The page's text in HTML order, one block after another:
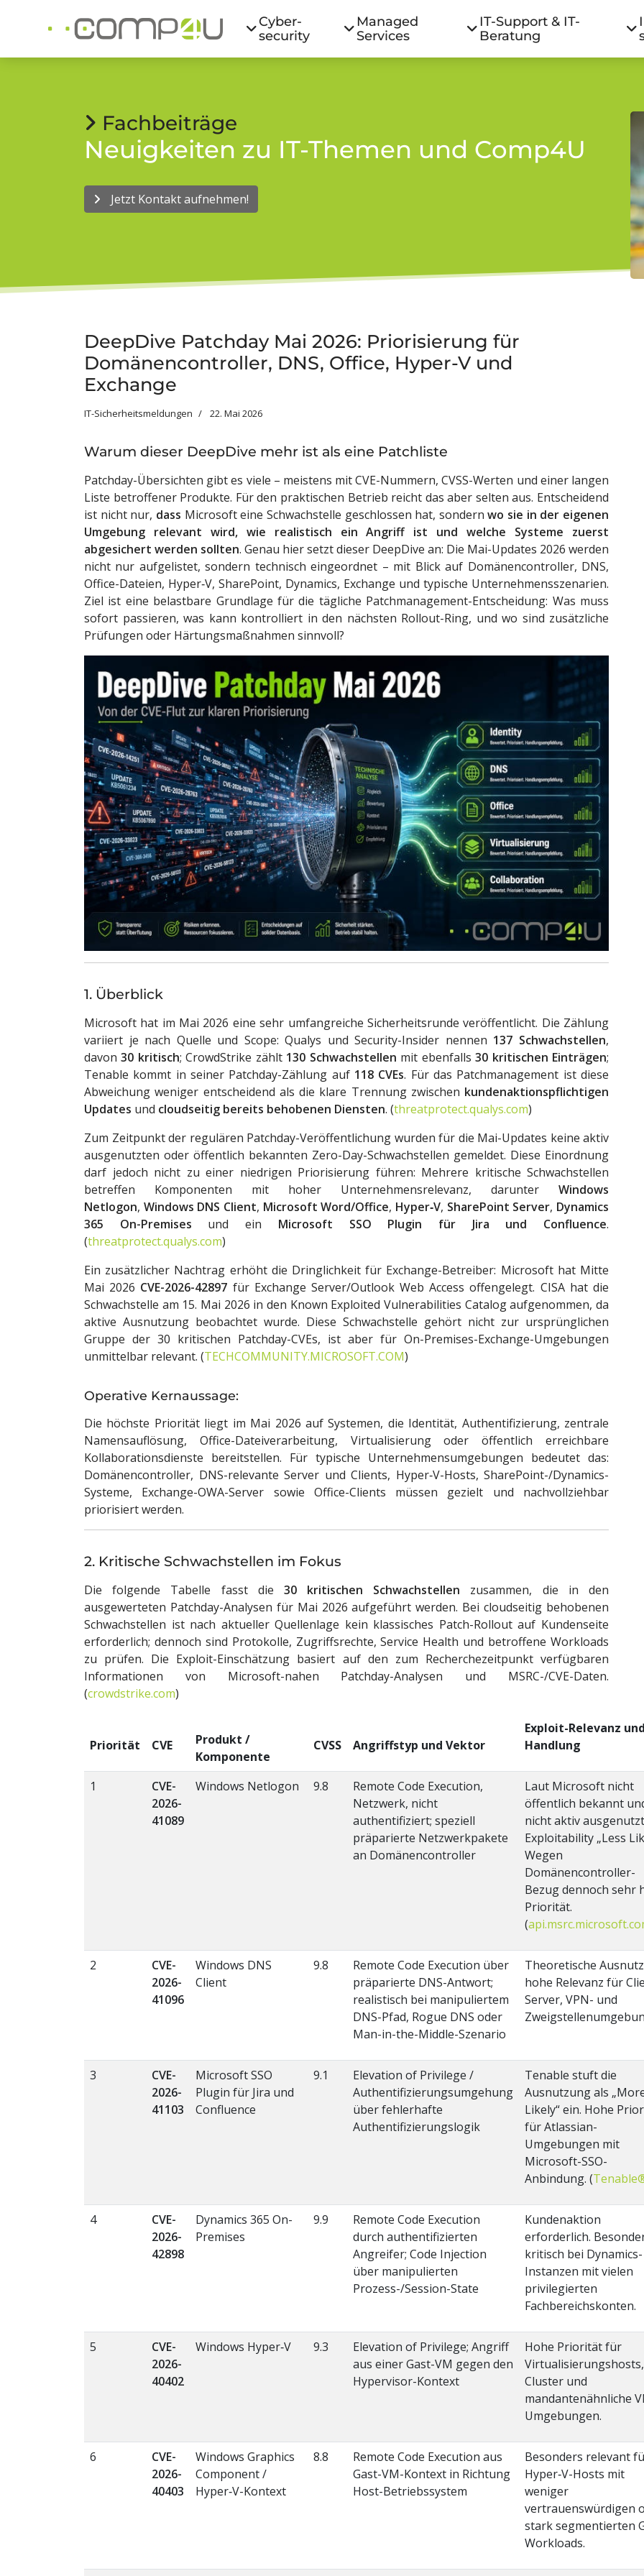
Cyber­
security
Managed
Services
IT-Support & IT-
Beratung
Fachbeiträge
Neuigkeiten zu IT-Themen und Comp4U
Jetzt Kontakt aufnehmen!
DeepDive Patchday Mai 2026: Priorisierung für
Domänencontroller, DNS, Office, Hyper‑V und
Exchange
IT-Sicherheitsmeldungen 22. Mai 2026
Warum dieser DeepDive mehr ist als eine Patchliste
Patchday-Übersichten gibt es viele – meistens mit CVE-Nummern, CVSS-Werten und einer langen
Liste betroffener Produkte. Für den praktischen Betrieb reicht das aber selten aus. Entscheidend
ist nicht nur, dass Microsoft eine Schwachstelle geschlossen hat, sondernwo sie in der eigenen
Umgebung relevant wird, wie realistisch ein Angriff ist und welche Systeme zuerst
abgesichert werden sollten. Genau hier setzt dieser DeepDive an: Die Mai-Updates 2026 werden
nicht nur aufgelistet, sondern technisch eingeordnet – mit Blick auf Domänencontroller, DNS,
Office-Dateien, Hyper‑V, SharePoint, Dynamics, Exchange und typische Unternehmensszenarien.
Ziel ist eine belastbare Grundlage für die tägliche Patchmanagement-Entscheidung: Was muss
sofort passieren, was kann kontrolliert in den nächsten Rollout-Ring, und wo sind zusätzliche
Prüfungen oder Härtungsmaßnahmen sinnvoll?
1. Überblick
Microsoft hat im Mai 2026 eine sehr umfangreiche Sicherheitsrunde veröffentlicht. Die Zählung
variiert je nach Quelle und Scope: Qualys und Security-Insider nennen 137 Schwachstellen,
davon30 kritisch; CrowdStrike zählt 130 Schwachstellen mit ebenfalls30 kritischen Einträgen;
Tenable kommt in seiner Patchday-Zählung auf 118 CVEs. Für das Patchmanagement ist diese
Abweichung weniger entscheidend als die klare Trennung zwischen kundenaktionspflichtigen
Updates und cloudseitig bereits behobenen Diensten. (threatprotect.qualys.com)
Zum Zeitpunkt der regulären Patchday-Veröffentlichung wurden für die Mai-Updates keine aktiv
ausgenutzten oder öffentlich bekannten Zero-Day-Schwachstellen gemeldet. Diese Einordnung
darf jedoch nicht zu einer niedrigen Priorisierung führen: Mehrere kritische Schwachstellen
betreffen Komponenten mit hoher Unternehmensrelevanz, darunter Windows
Netlogon, Windows DNS Client, Microsoft Word/Office, Hyper‑V, SharePoint Server, Dynamics
365 On-Premises und ein Microsoft SSO Plugin für Jira und Confluence.
(threatprotect.qualys.com)
Ein zusätzlicher Nachtrag erhöht die Dringlichkeit für Exchange-Betreiber: Microsoft hat Mitte
Mai 2026 CVE-2026-42897 für Exchange Server/Outlook Web Access offengelegt. CISA hat die
Schwachstelle am 15. Mai 2026 in den Known Exploited Vulnerabilities Catalog aufgenommen, da
aktive Ausnutzung beobachtet wurde. Diese Schwachstelle gehört nicht zur ursprünglichen
Gruppe der 30 kritischen Patchday-CVEs, ist aber für On-Premises-Exchange-Umgebungen
unmittelbar relevant. (TECHCOMMUNITY.MICROSOFT.COM)
Operative Kernaussage:
Die höchste Priorität liegt im Mai 2026 auf Systemen, die Identität, Authentifizierung, zentrale
Namensauflösung, Office-Dateiverarbeitung, Virtualisierung oder öffentlich erreichbare
Kollaborationsdienste bereitstellen. Für typische Unternehmensumgebungen bedeutet das:
Domänencontroller, DNS-relevante Server und Clients, Hyper‑V-Hosts, SharePoint-/Dynamics-
Systeme, Exchange-OWA-Server sowie Office-Clients müssen gezielt und nachvollziehbar
priorisiert werden.
2. Kritische Schwachstellen im Fokus
Die folgende Tabelle fasst die 30 kritischen Schwachstellen zusammen, die in den
ausgewerteten Patchday-Analysen für Mai 2026 aufgeführt werden. Bei cloudseitig behobenen
Schwachstellen ist nach aktueller Quellenlage kein klassisches Patch-Rollout auf Kundenseite
erforderlich; dennoch sind Protokolle, Zugriffsrechte, Service Health und betroffene Workloads
zu prüfen. Die Exploit-Einschätzung basiert auf den zum Recherchezeitpunkt verfügbaren
Informationen von Microsoft-nahen Patchday-Analysen und MSRC-/CVE-Daten.
(crowdstrike.com)
Priorität CVE
Produkt /
Komponente
CVSS Angriffstyp und Vektor
Exploit-Relevanz und
Handlung
1
CVE-
2026-
41089
Windows Netlogon 9.8
Remote Code Execution,
Netzwerk, nicht
authentifiziert; speziell
präparierte Netzwerkpakete
an Domänencontroller
Laut Microsoft nicht
öffentlich bekannt
nicht aktiv
Exploitability „Less
Wegen
Domänencontroller-
Bezug dennoch sehr
Priorität.
(
2
CVE-
2026-
41096
Windows DNS
Client
9.8
Remote Code Execution über
präparierte DNS-Antwort;
realistisch bei manipuliertem
DNS-Pfad, Rogue DNS oder
Man-in-the-Middle-Szenario
Theoretische
hohe Relevanz für
Server, VPN- und
3
CVE-
2026-
41103
Microsoft SSO
Plugin für Jira und
Confluence
9.1
Elevation of Privilege /
Authentifizierungsumgehung
über fehlerhafte
Authentifizierungslogik
Tenable stuft die
Ausnutzung als
Likely“ ein. Hohe
für Atlassian-
Umgebungen mit
Microsoft-SSO-
Anbindung. (
4
CVE-
2026-
42898
Dynamics 365 On-
Premises
9.9
Remote Code Execution
durch authentifizierten
Angreifer; Code Injection
über manipulierten
Prozess-/Session-State
Kundenaktion
erforderlich.
kritisch bei Dynamics-
Instanzen mit vielen
privilegierten
Fachbereichskonten.
5
CVE-
2026-
40402
Windows Hyper‑V 9.3
Elevation of Privilege; Angriff
aus einer Gast-VM gegen den
Hypervisor-Kontext
Hohe Priorität für
Virtualisierungshosts,
Cluster und
mandantenähnliche
Umgebungen.
6
CVE-
2026-
40403
Windows Graphics
Component /
Hyper‑V-Kontext
8.8
Remote Code Execution aus
Gast-VM-Kontext in Richtung
Host-Betriebssystem
Besonders relevant
Hyper‑V-Hosts mit
weniger
vertrauenswürdigen
stark segmentierten
Workloads.